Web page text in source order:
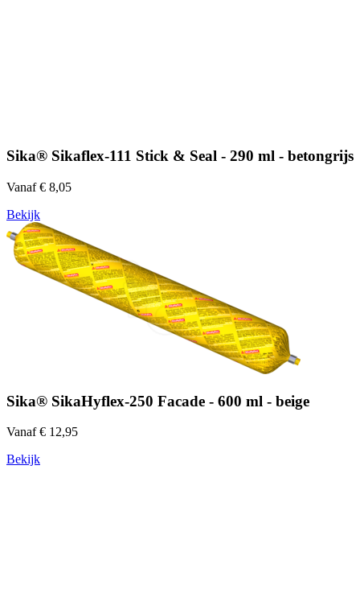
Sika® Sikaflex-111 Stick & Seal - 290 ml - betongrijs
Vanaf € 8,05
Bekijk
Sika® SikaHyflex-250 Facade - 600 ml - beige
Vanaf € 12,95
Bekijk